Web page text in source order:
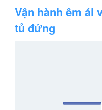
Vận hành êm ái
tủ đứng